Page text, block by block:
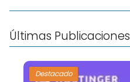
Últimas Publicaciones
Destacado